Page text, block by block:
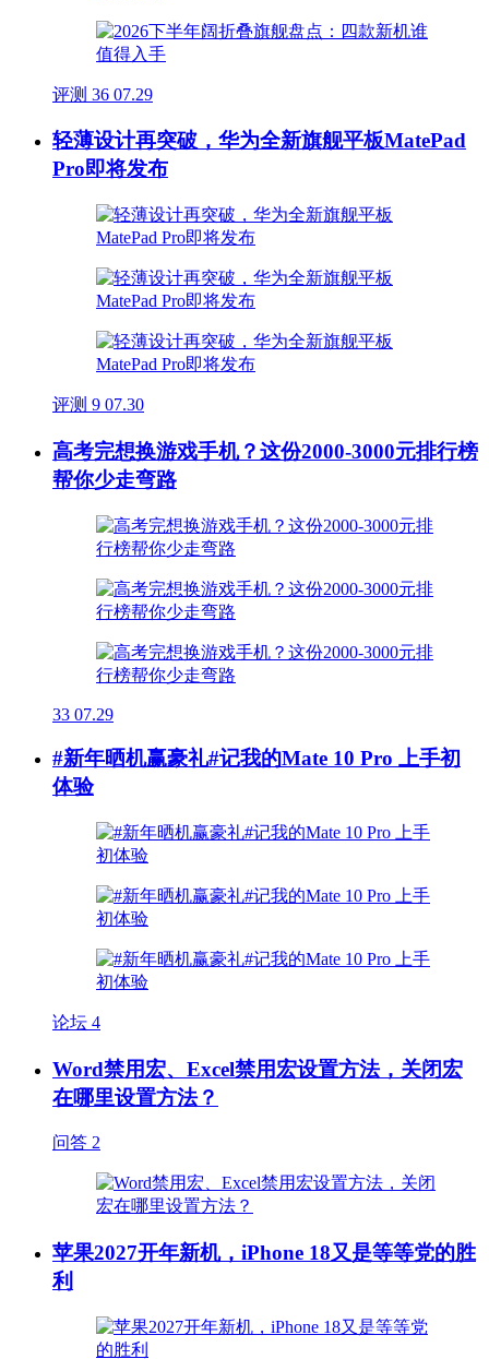
评测 36 07.29
轻薄设计再突破，华为全新旗舰平板MatePad
Pro即将发布
评测 9 07.30
高考完想换游戏手机？这份2000-3000元排行榜
帮你少走弯路
33 07.29
#新年晒机赢豪礼#记我的Mate 10 Pro 上手初
体验
论坛 4
Word禁用宏、Excel禁用宏设置方法，关闭宏
在哪里设置方法？
问答 2
苹果2027开年新机，iPhone 18又是等等党的胜
利